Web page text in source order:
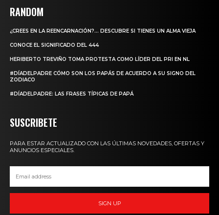
RANDOM
¿CREES EN LA REENCARNACIÓN?… DESCUBRE SI TIENES UN ALMA VIEJA
CONOCE EL SIGNIFICADO DEL 444
HERIBERTO TREVIÑO TOMA PROTESTA COMO LÍDER DEL PRI EN NL
#DÍADELPADRE CÓMO SON LOS PAPÁS DE ACUERDO A SU SIGNO DEL
ZODIACO
#DÍADELPADRE: LAS FRASES TÍPICAS DE PAPÁ
SUSCRIBETE
PARA ESTAR ACTUALIZADO CON LAS ÚLTIMAS NOVEDADES, OFERTAS Y
ANUNCIOS ESPECIALES.
SIGN UP